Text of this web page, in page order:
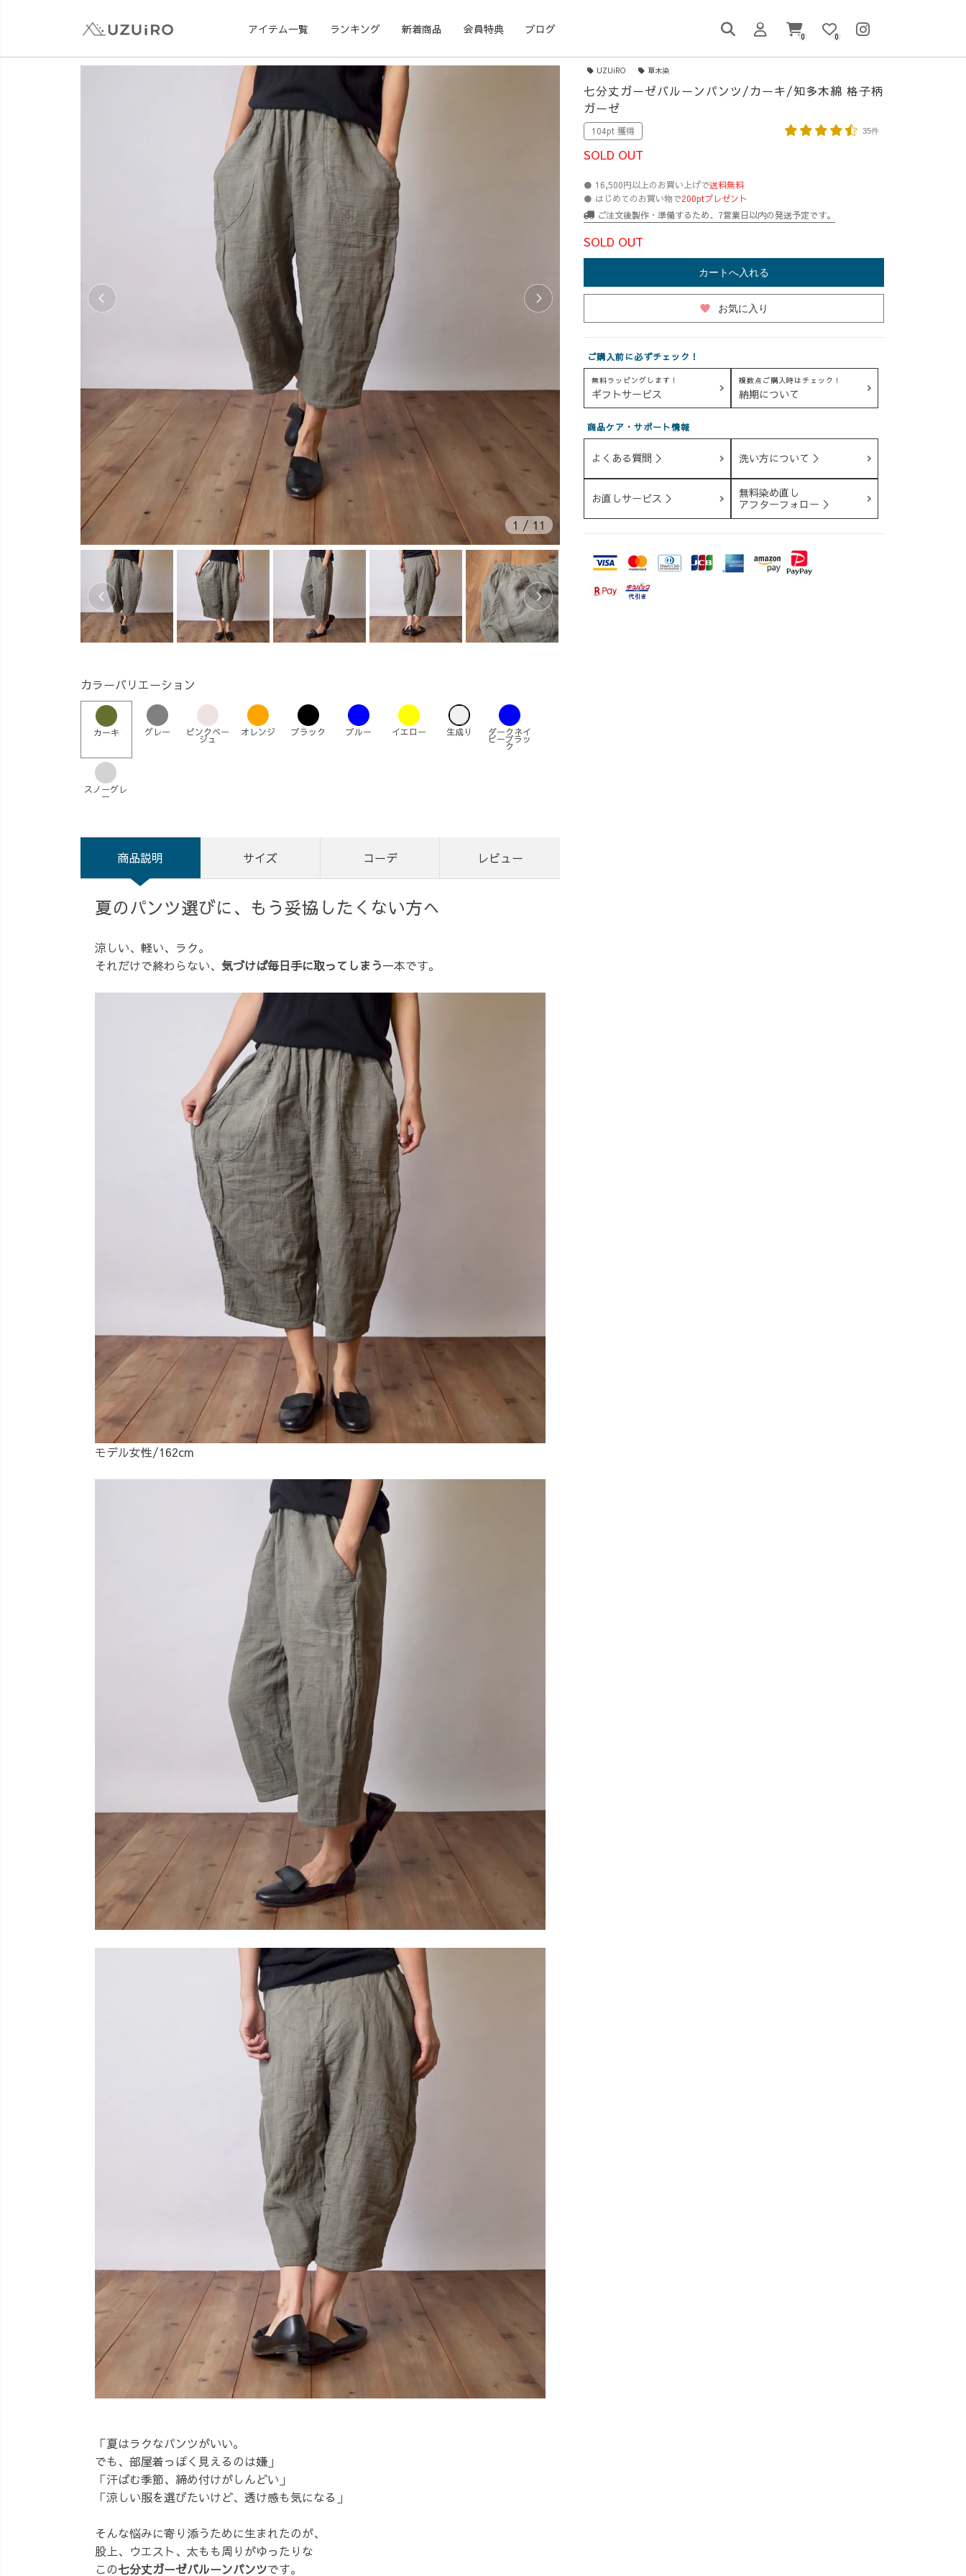
アイテム一覧 ランキング 新着商品 会員特典 ブログ
0 0
1 / 11
カラーバリエーション
カーキ グレー ピンクベー
ジュ
オレンジ ブラック ブルー イエロー 生成り ダークネイ
ビーブラッ
ク
スノーグレ
ー
商品説明 サイズ コーデ レビュー
夏のパンツ選びに、もう妥協したくない方へ
涼しい、軽い、ラク。
それだけで終わらない、 気づけば毎日手に取ってしまう一本です。
モデル女性/162cm
「夏はラクなパンツがいい。
でも、部屋着っぽく見えるのは嫌」
「汗ばむ季節、締め付けがしんどい」
「涼しい服を選びたいけど、透け感も気になる」
そんな悩みに寄り添うために生まれたのが、
股上、ウエスト、太もも周りがゆったりな
この七分丈ガーゼバルーンパンツです。
UZUiRO 草木染
七分丈ガーゼバルーンパンツ/カーキ/知多木綿 格子柄
ガーゼ
104pt 獲得 35件
SOLD OUT
● 16,500円以上のお買い上げで送料無料
● はじめてのお買い物で200ptプレゼント
ご注文後製作・準備するため、7営業日以内の発送予定です。
SOLD OUT
カートへ入れる
favorite お気に入り
ご購入前に必ずチェック！
無料ラッピングします！
ギフトサービス
複数点ご購入時はチェック！
納期について
商品ケア・サポート情報
よくある質問 ＞ 洗い方について ＞
お直しサービス ＞
無料染め直し
アフターフォロー ＞